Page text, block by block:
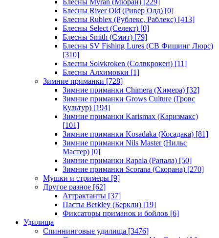
Блесны Myran (Мюран) [229]
Блесны River Old (Ривер Олд) [0]
Блесны Rublex (Рублекс, Раблекс) [413]
Блесны Select (Селект) [0]
Блесны Smith (Смит) [79]
Блесны SV Fishing Lures (СВ Фишинг Люрс)
[310]
Блесны Solvkroken (Солвкрокен) [11]
Блесны Алхимовки [1]
Зимние приманки [728]
Зимние приманки Chimera (Химера) [32]
Зимние приманки Grows Culture (Гровс
Культур) [194]
Зимние приманки Karismax (Каризмакс)
[101]
Зимние приманки Kosadaka (Косадака) [81]
Зимние приманки Nils Master (Нильс
Мастер) [0]
Зимние приманки Rapala (Рапала) [50]
Зимние приманки Scorana (Скорана) [270]
Мушки и стримеры [9]
Другое разное [62]
Аттрактанты [37]
Пасты Berkley (Беркли) [19]
Фиксаторы приманок и бойлов [6]
Удилища
Спиннинговые удилища [3476]